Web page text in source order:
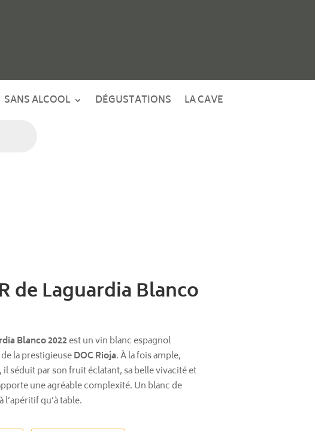
SANS ALCOOL DÉGUSTATIONS
LA CAVE
de Laguardia Blanco
Blanco 2022est un vin blanc espagnol
la prestigieuseDOC Rioja. À la fois ample,
séduit par son fruit éclatant, sa belle vivacité et
une agréable complexité. Un blanc de
qu’à table.